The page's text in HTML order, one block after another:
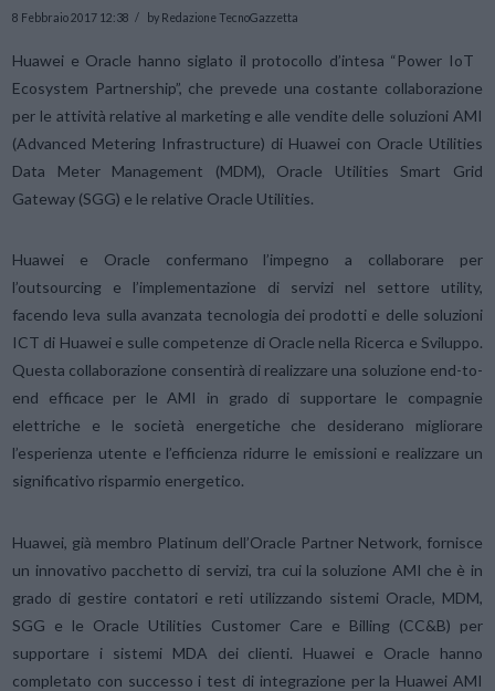
8 Febbraio 2017 12:38 by Redazione TecnoGazzetta
Huawei e Oracle hanno siglato il protocollo d’intesa “Power IoT
Ecosystem Partnership”, che prevede una costante collaborazione
per le attività relative al marketing e alle vendite delle soluzioni AMI
(Advanced Metering Infrastructure) di Huawei con Oracle Utilities
Data Meter Management (MDM), Oracle Utilities Smart Grid
Gateway (SGG) e le relative Oracle Utilities.
Huawei e Oracle confermano l’impegno a collaborare per
l’outsourcing e l’implementazione di servizi nel settore utility,
facendo leva sulla avanzata tecnologia dei prodotti e delle soluzioni
ICT di Huawei e sulle competenze di Oracle nella Ricerca e Sviluppo.
Questa collaborazione consentirà di realizzare una soluzione end-to-
end efficace per le AMI in grado di supportare le compagnie
elettriche e le società energetiche che desiderano migliorare
l’esperienza utente e l’efficienza ridurre le emissioni e realizzare un
significativo risparmio energetico.
Huawei, già membro Platinum dell’Oracle Partner Network, fornisce
un innovativo pacchetto di servizi, tra cui la soluzione AMI che è in
grado di gestire contatori e reti utilizzando sistemi Oracle, MDM,
SGG e le Oracle Utilities Customer Care e Billing (CC&B) per
supportare i sistemi MDA dei clienti. Huawei e Oracle hanno
completato con successo i test di integrazione per la Huawei AMI